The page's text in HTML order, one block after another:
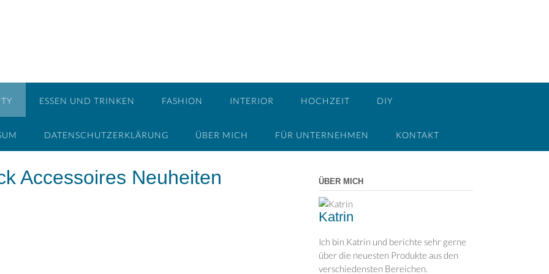
ESSEN UND TRINKEN FASHION INTERIOR HOCHZEIT DIY
DATENSCHUTZERKLÄRUNG ÜBER MICH FÜR UNTERNEHMEN KONTAKT
Accessoires Neuheiten ÜBER MICH
Katrin
Ich bin Katrin und berichte sehr gerne
über die neuesten Produkte aus den
verschiedensten Bereichen.